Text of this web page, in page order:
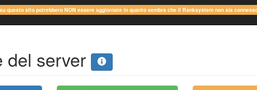
questo sito potrebbero NON essere aggiornate in quanto sembra che il Ranksystem non sia
del server